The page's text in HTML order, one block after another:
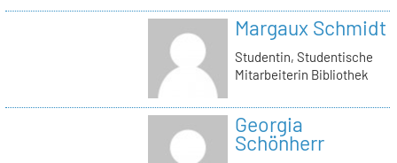
Margaux Schmidt
Studentin, Studentische
Mitarbeiterin Bibliothek
Georgia
Schönherr